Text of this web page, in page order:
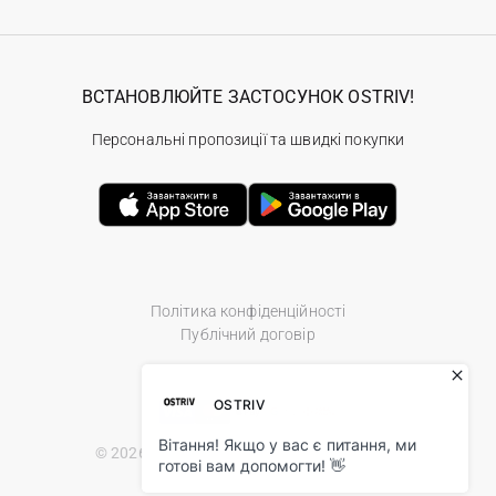
Політика конфіденційності
Публічний договір
© 2026 Ostriv.ua Store. All Rights Reserved.
ВСТАНОВЛЮЙТЕ ЗАСТОСУНОК OSTRIV!
Персональні пропозиції та швидкі покупки